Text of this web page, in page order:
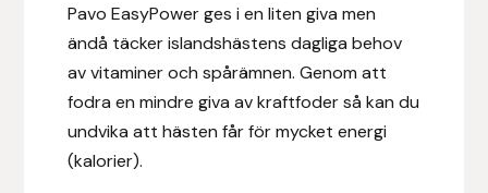
Pavo EasyPower ges i en liten giva men
ändå täcker islandshästens dagliga behov
av vitaminer och spårämnen. Genom att
fodra en mindre giva av kraftfoder så kan du
undvika att hästen får för mycket energi
(kalorier).
Metalab
Mias Ridsport
Mountain Horse